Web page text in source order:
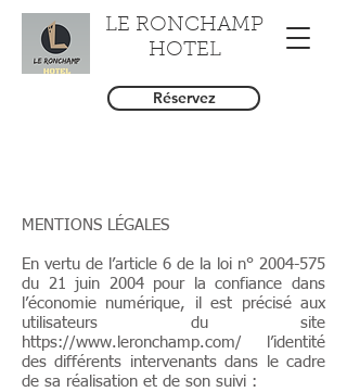
LE RONCHAMP
HOTEL
Réservez
MENTIONS LÉGALES
En vertu de l’article 6 de la loi n° 2004-575
du 21 juin 2004 pour la confiance dans
l’économie numérique, il est précisé aux
utilisateurs du site
https://www.leronchamp.com/ l’identité
des différents intervenants dans le cadre
de sa réalisation et de son suivi :